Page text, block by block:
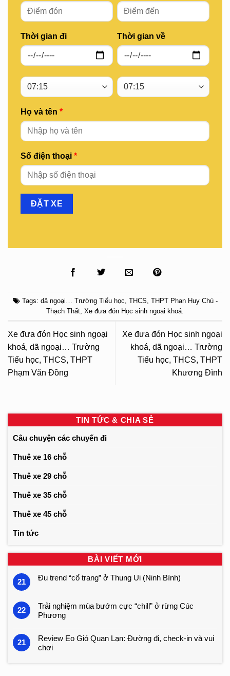
Thời gian đi Thời gian về
Họ và tên *
Số điện thoại *
Tags: dã ngoại… Trường Tiểu học THCS THPT Phan Huy Chú -
Thạch Thất Xe đưa đón Học sinh ngoại khoá
Xe đưa đón Học sinh ngoại
khoá, dã ngoại… Trường
Tiểu học, THCS, THPT
Phạm Văn Đồng
Xe đưa đón Học sinh ngoại
khoá, dã ngoại… Trường
Tiểu học, THCS, THPT
Khương Đình
TIN TỨC & CHIA SẺ
Câu chuyện các chuyến đi
Thuê xe 16 chỗ
Thuê xe 29 chỗ
Thuê xe 35 chỗ
Thuê xe 45 chỗ
Tin tức
BÀI VIẾT MỚI
21 Đu trend “cổ trang” ở Thung Ui (Ninh Bình)
22
Trải nghiệm mùa bướm cực “chill” ở rừng Cúc
Phương
21
Review Eo Gió Quan Lạn: Đường đi, check-in và vui
chơi